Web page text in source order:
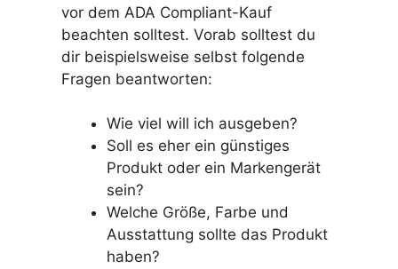
vor dem ADA Compliant-Kauf
beachten solltest. Vorab solltest du
dir beispielsweise selbst folgende
Fragen beantworten:
Wie viel will ich ausgeben?
Soll es eher ein günstiges
Produkt oder ein Markengerät
sein?
Welche Größe, Farbe und
Ausstattung sollte das Produkt
haben?